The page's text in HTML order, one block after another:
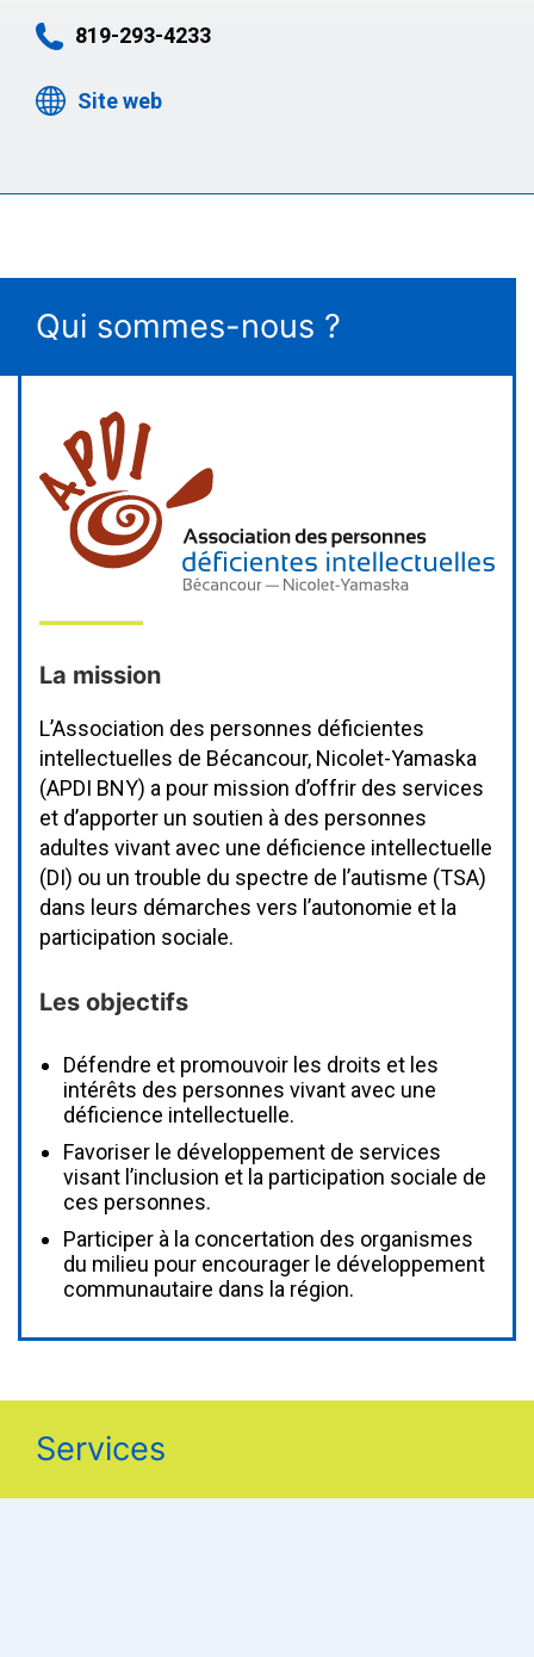
819-293-4233
Site web
Qui sommes-nous ?
La mission
L’Association des personnes déficientes
intellectuelles de Bécancour, Nicolet-Yamaska
(APDI BNY) a pour mission d’offrir des services
et d’apporter un soutien à des personnes
adultes vivant avec une déficience intellectuelle
(DI) ou un trouble du spectre de l’autisme (TSA)
dans leurs démarches vers l’autonomie et la
participation sociale.
Les objectifs
Défendre et promouvoir les droits et les
intérêts des personnes vivant avec une
déficience intellectuelle.
Favoriser le développement de services
visant l’inclusion et la participation sociale de
ces personnes.
Participer à la concertation des organismes
du milieu pour encourager le développement
communautaire dans la région.
Services